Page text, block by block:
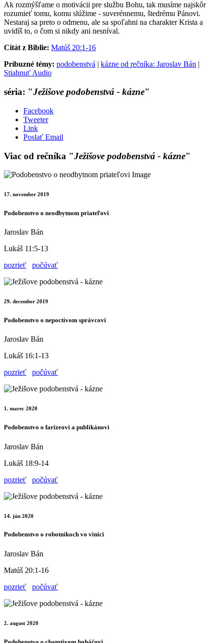
Ak rozmýšľame o motivácii pre službu Bohu, tak musíme najskôr
rozumieť tomu, komu slúžime - suverénnemu, štedrému Pánovi.
Nestaraj sa preto o odmenu, ale sa spoľahni na charakter Krista a
uvidíš to, o čom si nikdy ani nesníval.
Citát z Biblie: Matúš 20:1-16
Príbuzné témy: podobenstvá | kázne od rečníka: Jaroslav Bán |
Stiahnuť Audio
séria: "Ježišove podobenstvá - kázne"
Facebook
Tweeter
Link
Poslať Email
Viac od rečníka "Ježišove podobenstvá - kázne"
17. november 2019
Podobenstvo o neodbytnom priateľovi
Jaroslav Bán
Lukáš 11:5-13
pozrieť
počúvať
29. december 2019
Podobenstvo o nepoctivom správcovi
Jaroslav Bán
Lukáš 16:1-13
pozrieť
počúvať
1. marec 2020
Podobenstvo o farizeovi a publikánovi
Jaroslav Bán
Lukáš 18:9-14
pozrieť
počúvať
14. jún 2020
Podobenstvo o robotníkoch vo vinici
Jaroslav Bán
Matúš 20:1-16
pozrieť
počúvať
2. august 2020